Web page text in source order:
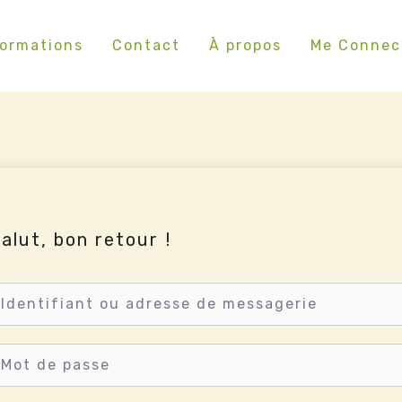
Contact À propos Me
bon retour !